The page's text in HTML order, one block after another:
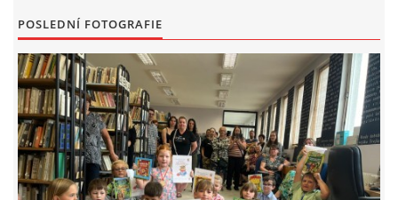
STREET ART
"KNIHOBUDKY"
ČASOSBĚRY - CHRÁŠŤANY
POSLEDNÍ FOTOGRAFIE